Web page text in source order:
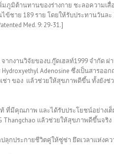
มภูมิต้านทานของร่างกาย ชะลอความเ
ข้ชาย 189 ราย โดยให้รับประทานวันล
Med. 9: 29-31.]
งานวิจัยของบ.กู๊ดเฮลท์1999 จำกัด ผ่า
Hydroxyethyl Adenosine ซึ่งเป็นสา
า ของ แล้วช่วยให้สุขภาพดีขึ้น ทั้งยัง
มีคุณภาพ และได้รับประโยชน์อย่างเ
Thangchao แล้วช่วยให้สุขภาพดีขึ้นจริง
ลุกประกายชีวิตคู่ให้ซู่ซ่า ยึดเวลาแห่ง